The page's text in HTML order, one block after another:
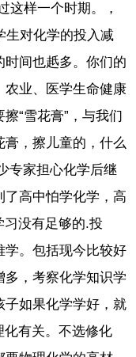
这样一个时期。，
生对化学的投入减
时间也赿多。你们的
农业、医学生命健康
“雪花膏”，与我们
膏，擦儿童的，什么
专家担心化学后继
高中怕学化学，高
习没有足够的.投
学。包括现今比较好
，考察化学知识学
子如果化学学好，就
化有关。不选修化